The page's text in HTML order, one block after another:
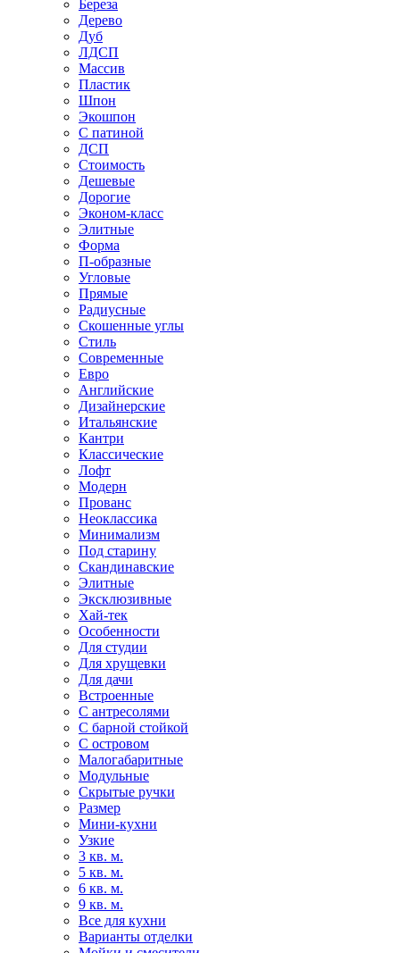
Береза
Дерево
Дуб
ЛДСП
Массив
Пластик
Шпон
Экошпон
С патиной
ДСП
Стоимость
Дешевые
Дорогие
Эконом-класс
Элитные
Форма
П-образные
Угловые
Прямые
Радиусные
Скошенные углы
Стиль
Современные
Евро
Английские
Дизайнерские
Итальянские
Кантри
Классические
Лофт
Модерн
Прованс
Неоклассика
Минимализм
Под старину
Скандинавские
Элитные
Эксклюзивные
Хай-тек
Особенности
Для студии
Для хрущевки
Для дачи
Встроенные
С антресолями
С барной стойкой
С островом
Малогабаритные
Модульные
Скрытые ручки
Размер
Мини-кухни
Узкие
3 кв. м.
5 кв. м.
6 кв. м.
9 кв. м.
Все для кухни
Варианты отделки